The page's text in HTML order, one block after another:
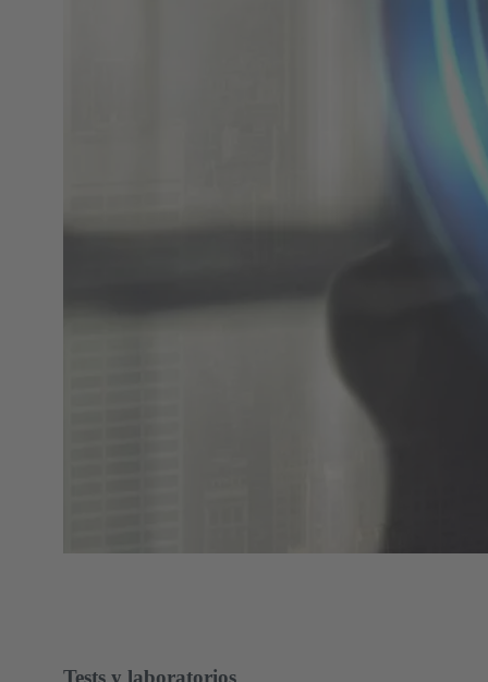
Tests y laboratorios